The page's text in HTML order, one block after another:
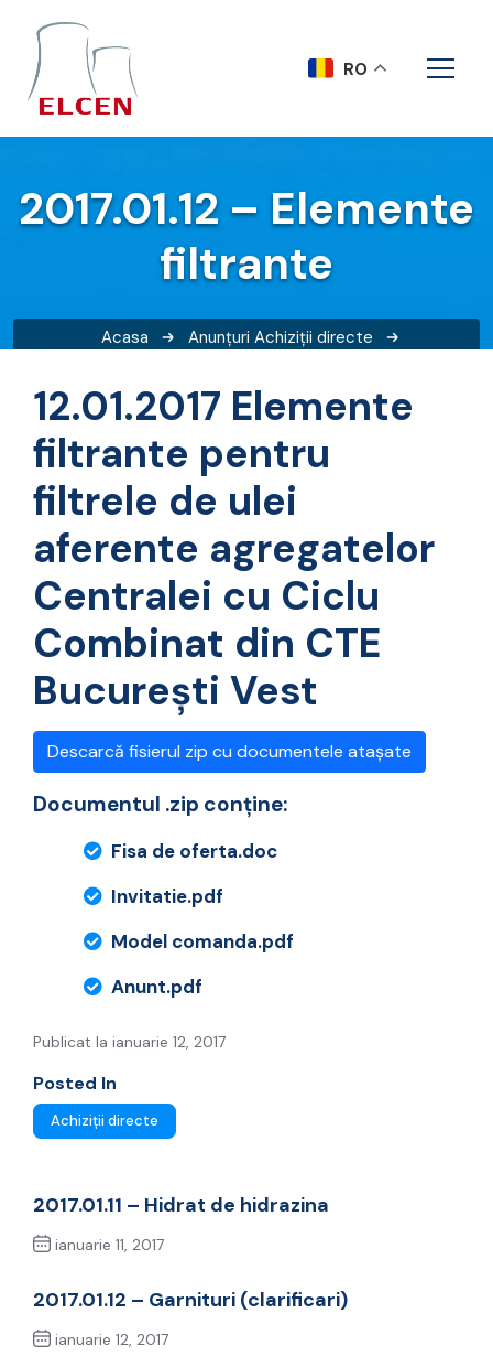
2017.01.12 – Elemente
filtrante
Acasa Anunțuri Achiziții directe
12.01.2017 Elemente
filtrante pentru
filtrele de ulei
aferente agregatelor
Centralei cu Ciclu
Combinat din CTE
București Vest
Descarcă fisierul zip cu documentele atașate
Documentul .zip conține:
Fisa de oferta.doc
Invitatie.pdf
Model comanda.pdf
Anunt.pdf
Publicat la ianuarie 12, 2017
Posted In
Achiziții directe
2017.01.11 – Hidrat de hidrazina
ianuarie 11, 2017
2017.01.12 – Garnituri (clarificari)
ianuarie 12, 2017
RO